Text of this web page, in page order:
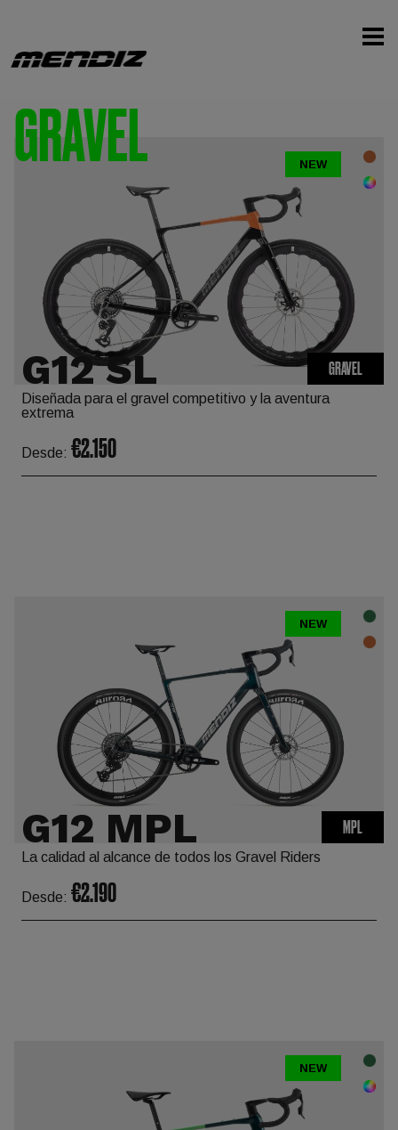
GRAVEL NEW
GRAVEL
G12 SL
Diseñada para el gravel competitivo y la aventura
extrema
Desde: €2.150
NEW
MPL
G12 MPL
La calidad al alcance de todos los Gravel Riders
Desde: €2.190
NEW